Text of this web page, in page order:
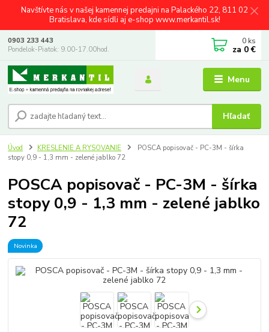
Navštívte nás v našej kamennej predajni na Palackého 22, 811 02
Bratislava, kde sídli aj e-shop www.merkantil.sk!
Menu
Hľadať
0903 233 443
Pondelok-Piatok: 9.00-17.00hod.
0 ks
za 0 €
Úvod KRESLENIE A RYSOVANIE
POSCA popisovač - PC-3M - šírka
stopy 0,9 - 1,3 mm - zelené jablko 72
POSCA popisovač - PC-3M - šírka
stopy 0,9 - 1,3 mm - zelené jablko
72
Novinka